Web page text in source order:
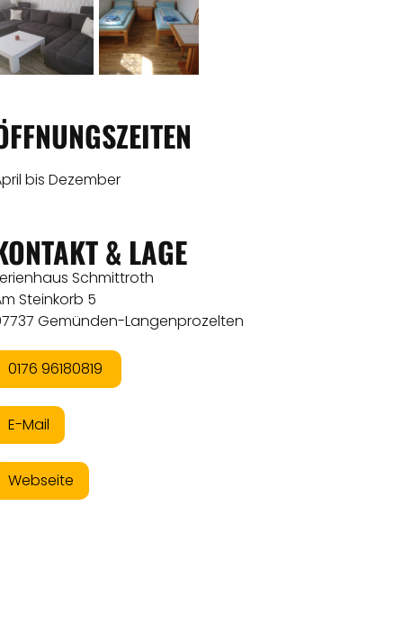
bis Dezember
& LAGE
Schmittroth
Steinkorb 5
Gemünden-Langenprozelten
0176 96180819
E-Mail
Webseite